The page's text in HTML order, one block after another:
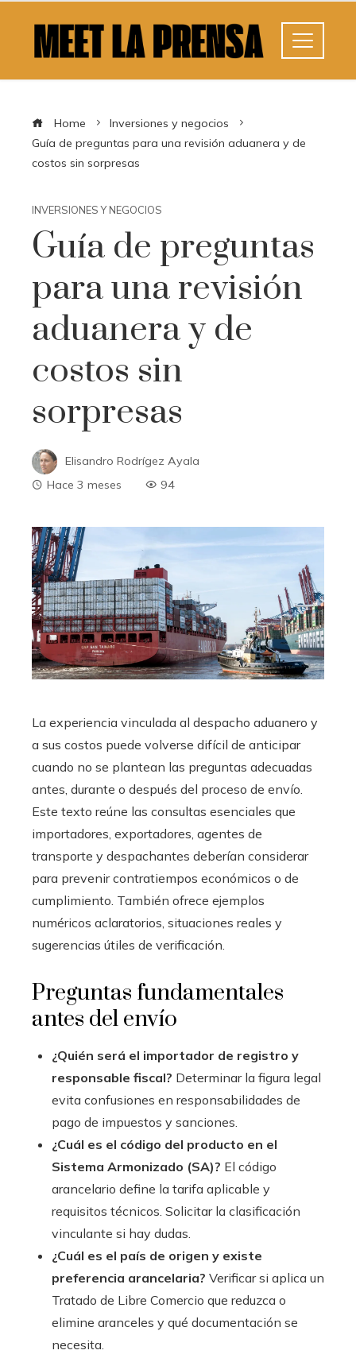
Home
Inversiones y negocios
Guía de preguntas para una revisión aduanera y de
costos sin sorpresas
INVERSIONES Y NEGOCIOS
Guía de preguntas
para una revisión
aduanera y de
costos sin
sorpresas
Elisandro Rodrígez Ayala
Hace 3 meses
94
La experiencia vinculada al despacho aduanero y
a sus costos puede volverse difícil de anticipar
cuando no se plantean las preguntas adecuadas
antes, durante o después del proceso de envío.
Este texto reúne las consultas esenciales que
importadores, exportadores, agentes de
transporte y despachantes deberían considerar
para prevenir contratiempos económicos o de
cumplimiento. También ofrece ejemplos
numéricos aclaratorios, situaciones reales y
sugerencias útiles de verificación.
Preguntas fundamentales
antes del envío
¿Quién será el importador de registro y
responsable fiscal? Determinar la figura legal
evita confusiones en responsabilidades de
pago de impuestos y sanciones.
¿Cuál es el código del producto en el
Sistema Armonizado (SA)? El código
arancelario define la tarifa aplicable y
requisitos técnicos. Solicitar la clasificación
vinculante si hay dudas.
¿Cuál es el país de origen y existe
preferencia arancelaria? Verificar si aplica un
Tratado de Libre Comercio que reduzca o
elimine aranceles y qué documentación se
necesita.